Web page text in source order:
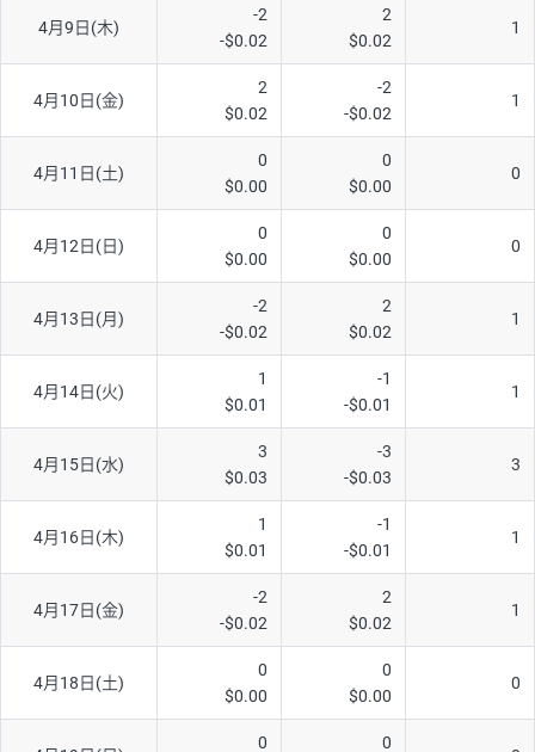
160円 65,030円
※取引証拠金は同日の当社為替レート（ニューヨーククローズ・
※ハンガリーフォリント/円と南アフリカランド/円とメキシコペ
ソ/円は10万通貨単位。
4月9日(木)
-2
-$0.02
2
$0.02
1
4月10日(金)
2
$0.02
-2
-$0.02
1
4月11日(土)
0
$0.00
0
$0.00
0
4月12日(日)
0
$0.00
0
$0.00
0
4月13日(月)
-2
-$0.02
2
$0.02
1
4月14日(火)
1
$0.01
-1
-$0.01
1
4月15日(水)
3
$0.03
-3
-$0.03
3
4月16日(木)
1
$0.01
-1
-$0.01
1
4月17日(金)
-2
-$0.02
2
$0.02
1
4月18日(土)
0
$0.00
0
$0.00
0
0 0